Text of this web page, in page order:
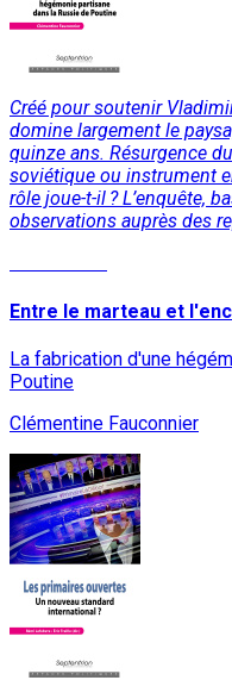
Créé pour soutenir
domine largement le
quinze ans. Résurgence
soviétique ou instrument
rôle joue-t-il ? L’enquête,
observations auprès des
Entre le marteau et
La fabrication d'une
Poutine
Clémentine Fauconnier